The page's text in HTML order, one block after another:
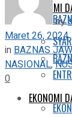
EKONOMI
EKONOMI
by
Maret 26, 2024
in BAZNAS
NASIONAL,
0